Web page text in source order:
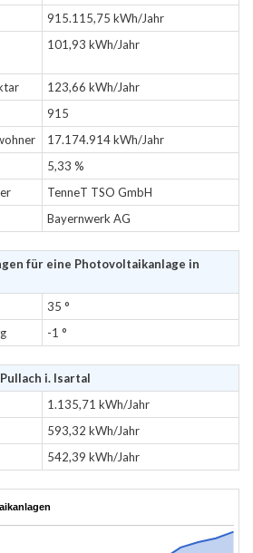
915.115,75 kWh/Jahr
101,93 kWh/Jahr
123,66 kWh/Jahr
915
17.174.914 kWh/Jahr
5,33 %
TenneT TSO GmbH
Bayernwerk AG
für eine Photovoltaikanlage in
35 °
-1 °
i. Isartal
1.135,71 kWh/Jahr
593,32 kWh/Jahr
542,39 kWh/Jahr